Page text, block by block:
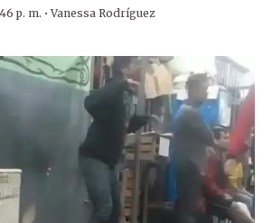
p. m. ·Vanessa Rodríguez